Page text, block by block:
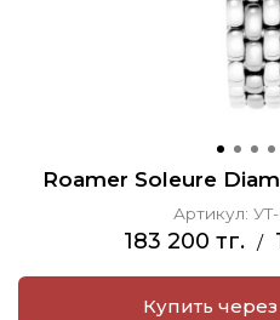
Roamer Soleure
Артикул:
183 200 тг. /
Купить